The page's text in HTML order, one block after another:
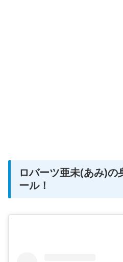
ロバーツ亜未(あみ)の
ール！